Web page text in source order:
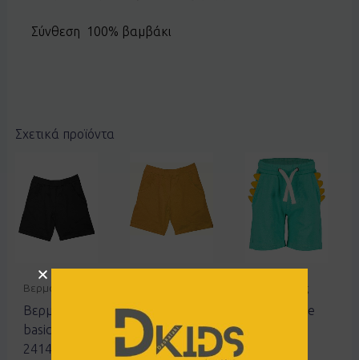
Σύνθεση 100% βαμβάκι
Σχετικά προϊόντα
Βερμούδες
Βερμούδα
basic Joyce
2414852
Βερμούδα
basic Joyce
2414852
Βερμούδες
Σορτς Blue